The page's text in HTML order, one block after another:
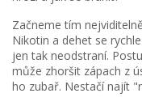
Začneme tím
Nikotin a dehet se
jen tak neodstraní.
může zhoršit zápach z
ho zubař. Nestačí najít